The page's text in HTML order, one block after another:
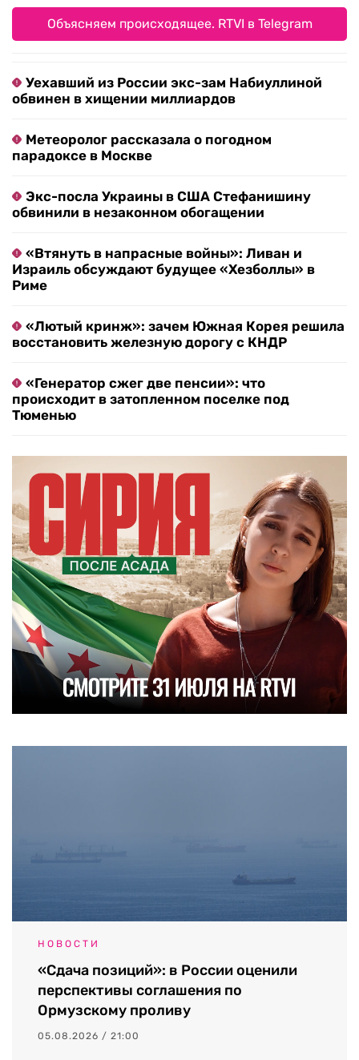
Объясняем происходящее. RTVI в Telegram
Уехавший из России экс-зам Набиуллиной
обвинен в хищении миллиардов
Метеоролог рассказала о погодном
парадоксе в Москве
Экс-посла Украины в США Стефанишину
обвинили в незаконном обогащении
«Втянуть в напрасные войны»: Ливан и
Израиль обсуждают будущее «Хезболлы» в
Риме
«Лютый кринж»: зачем Южная Корея решила
восстановить железную дорогу с КНДР
«Генератор сжег две пенсии»: что
происходит в затопленном поселке под
Тюменью
НОВОСТИ
«Сдача позиций»: в России оценили
перспективы соглашения по
Ормузскому проливу
05.08.2026 / 21:00